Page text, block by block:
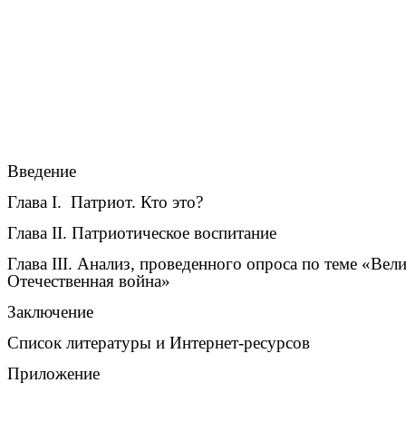
Введение
Глава I. Патриот. Кто это?
Глава II. Патриотическое воспитание
Глава III. Анализ, проведенного опроса по теме
Отечественная война»
Заключение
Список литературы и Интернет-ресурсов
Приложение